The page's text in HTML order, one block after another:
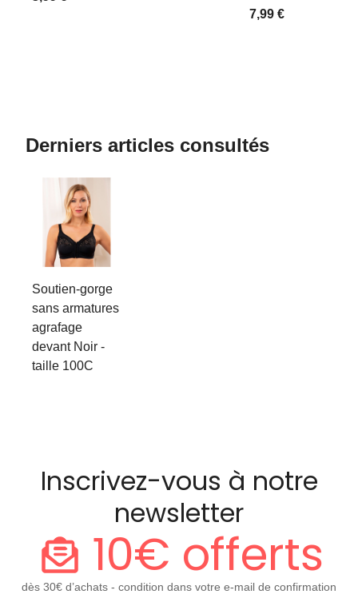
7,99 €
Derniers articles consultés
Soutien-gorge
sans armatures
agrafage
devant Noir -
taille 100C
Inscrivez-vous à notre
newsletter
10€ offerts
dès 30€ d’achats - condition dans votre e-mail de confirmation